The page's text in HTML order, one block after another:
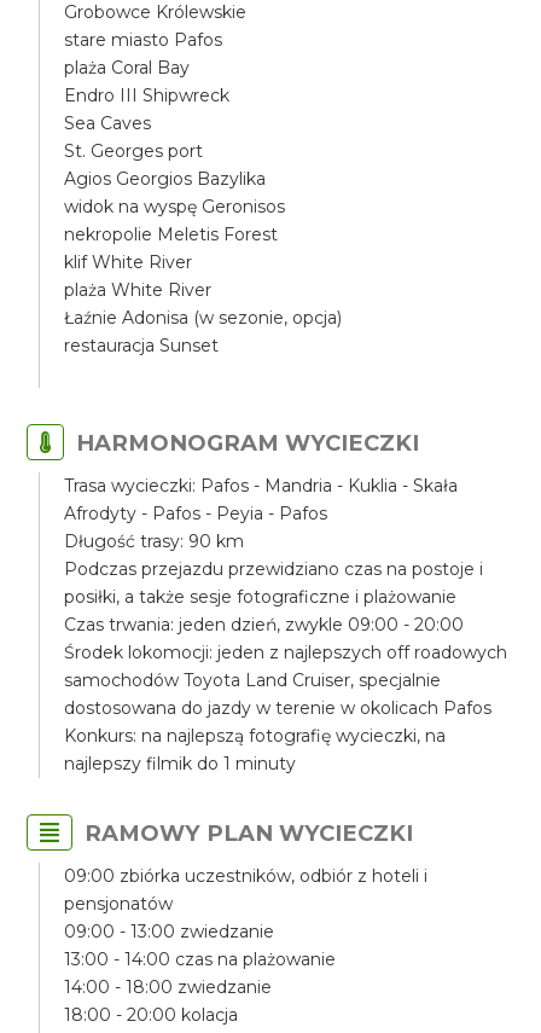
Grobowce Królewskie
stare miasto Pafos
plaża Coral Bay
Endro III Shipwreck
Sea Caves
St. Georges port
Agios Georgios Bazylika
widok na wyspę Geronisos
nekropolie Meletis Forest
klif White River
plaża White River
Łaźnie Adonisa (w sezonie, opcja)
restauracja Sunset
HARMONOGRAM WYCIECZKI
Trasa wycieczki: Pafos - Mandria - Kuklia - Skała
Afrodyty - Pafos - Peyia - Pafos
Długość trasy: 90 km
Podczas przejazdu przewidziano czas na postoje i
posiłki, a także sesje fotograficzne i plażowanie
Czas trwania: jeden dzień, zwykle 09:00 - 20:00
Środek lokomocji: jeden z najlepszych off roadowych
samochodów Toyota Land Cruiser, specjalnie
dostosowana do jazdy w terenie w okolicach Pafos
Konkurs: na najlepszą fotografię wycieczki, na
najlepszy filmik do 1 minuty
RAMOWY PLAN WYCIECZKI
09:00 zbiórka uczestników, odbiór z hoteli i
pensjonatów
09:00 - 13:00 zwiedzanie
13:00 - 14:00 czas na plażowanie
14:00 - 18:00 zwiedzanie
18:00 - 20:00 kolacja